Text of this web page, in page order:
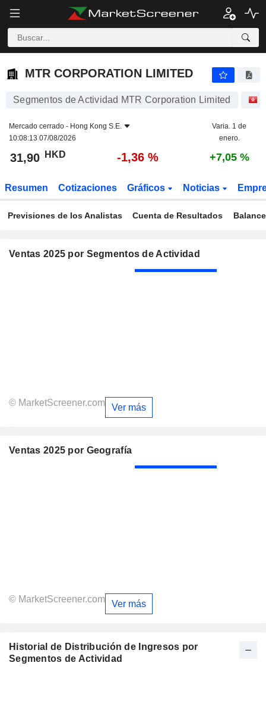
MTR CORPORATION LIMITED
MTR CORPORATION LIMITED
Segmentos de Actividad MTR Corporation Limited
Mercado cerrado - Hong Kong S.E.
10:08:13 07/08/2026
Varia. 1 de
enero.
31,90 HKD -1,36 % +7,05 %
Resumen Cotizaciones Gráficos Noticias
Previsiones de los Analistas Cuenta de Resultados Balance
Ventas 2025 por Segmentos de Actividad
© MarketScreener.com Ver más
Ventas 2025 por Geografía
© MarketScreener.com Ver más
Historial de Distribución de Ingresos por
Segmentos de Actividad